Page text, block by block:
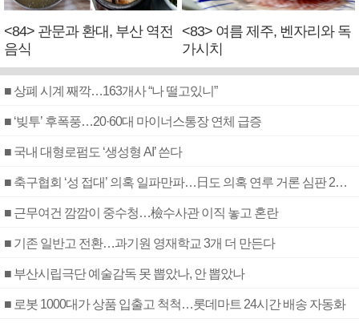
<84> 관문과 환대, 부산 역전
음식
<83> 여름 제주, 벤자리와 독
가시치
■ 상폐 시계 째깍…163개사 “나 떨고있니”
■ ‘빚투’ 후폭풍…20·60대 마이너스통장 연체 급증
■ 국내 대형로펌도 ‘생성형 AI’ 쓴다
■ 축구협회 ‘성 접대’ 의혹 일파만파…日도 의혹 연루 거론 심판 2명 조사
■ 근무여건 깜깜이 중수청…檢수사관 이직 놓고 혼란
■ 기존 일반고 전환…과기원 영재학교 3개 더 만든다
■ 부산시립극단 예술감독 못 뽑았나, 안 뽑았나
■ 로봇 1000대가 상품 입출고 척척…롯데마트 24시간 배송 자동화